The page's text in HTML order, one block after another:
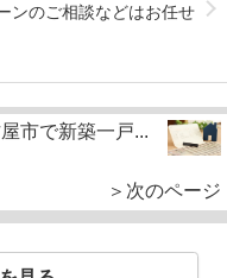
ンのご相談などはお任せ
市で新築一戸...
＞次のページ